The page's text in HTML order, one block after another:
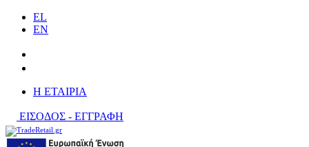
EL
EN
H ΕΤΑΙΡΙΑ
ΕΙΣΟΔΟΣ - ΕΓΓΡΑΦΗ